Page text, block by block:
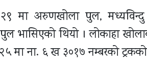
मा अरुणखोला पुल, मध्यविन्दु
भासिएको थियो । लोकाहा
मा ना. ६ ख ३०१७ नम्बरको